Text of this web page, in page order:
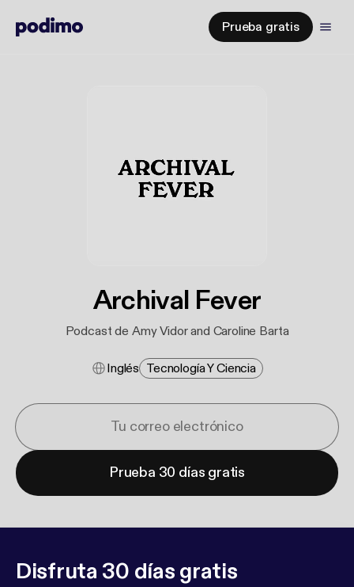
Prueba gratis
Archival Fever
Podcast de Amy Vidor and Caroline Barta
Inglés Tecnología Y Ciencia
Prueba 30 días gratis
Disfruta 30 días gratis